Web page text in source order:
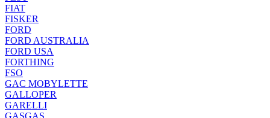
FIAT
FISKER
FORD
FORD AUSTRALIA
FORD USA
FORTHING
FSO
GAC MOBYLETTE
GALLOPER
GARELLI
GASGAS